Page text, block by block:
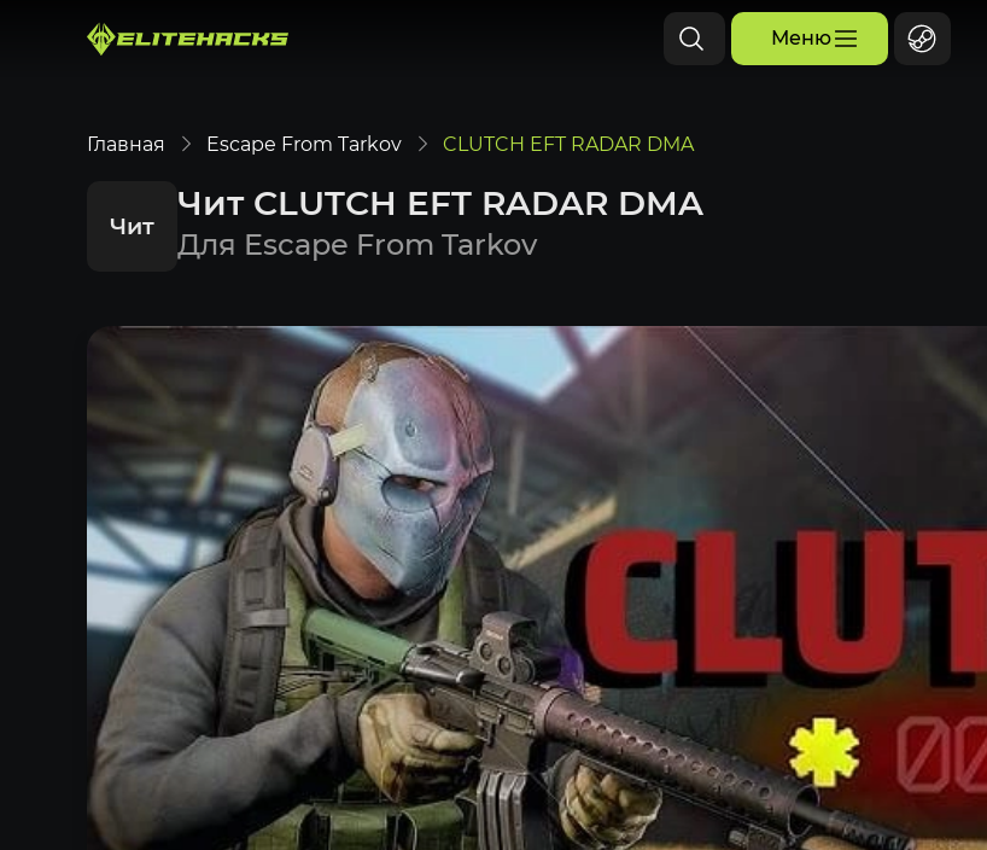
Меню
Главная Escape From Tarkov CLUTCH EFT RADAR DMA
Чит
Чит CLUTCH EFT RADAR DMA
Для Escape From Tarkov